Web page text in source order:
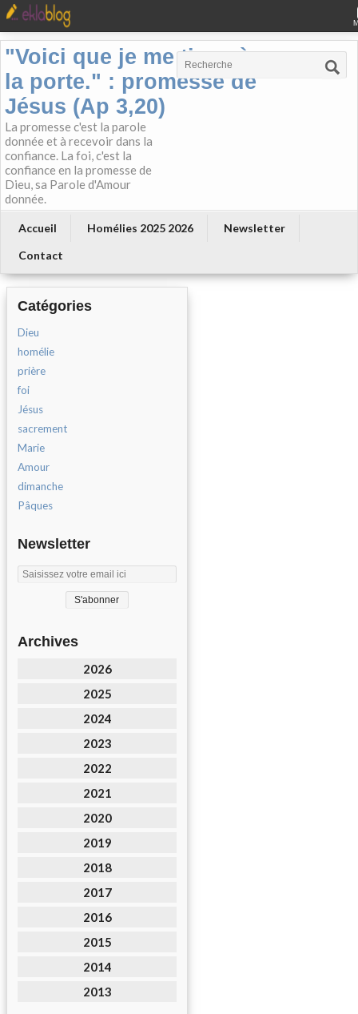
"Voici que je me tiens à
la porte." : promesse de
Jésus (Ap 3,20)
La promesse c'est la parole
donnée et à recevoir dans la
confiance. La foi, c'est la
confiance en la promesse de
Dieu, sa Parole d'Amour
donnée.
Accueil Homélies 2025 2026
Newsletter
Contact
Catégories
Dieu
homélie
prière
foi
Jésus
sacrement
Marie
Amour
dimanche
Pâques
Newsletter
Archives
2026
2025
2024
2023
2022
2021
2020
2019
2018
2017
2016
2015
2014
2013